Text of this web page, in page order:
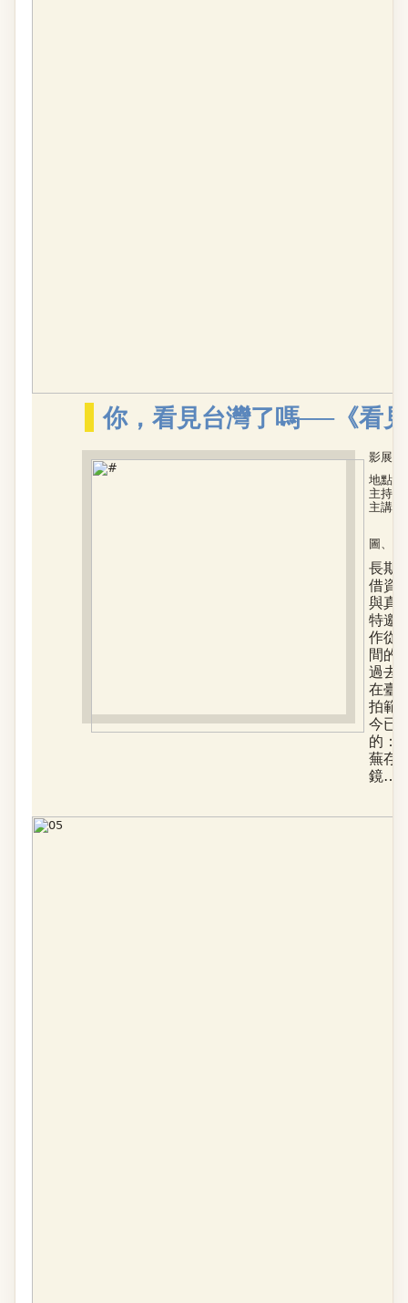
你，看見台灣了嗎──《看
影展暨
地點︱
主持人
主講人
圖、
長期
借資
與真
特邀
作從
間的
過去
在臺
拍範
今已
的：
蕪存
鏡